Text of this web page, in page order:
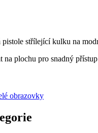
na plochu pro snadný přístup
obrazovky